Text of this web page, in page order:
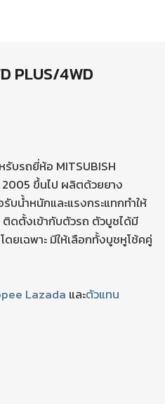
PLUS/4WD
รับรถยี่ห้อ MITSUBISH
2005 ขึ้นไป ผลิตด้วยยาง
น้ำหนักและแรงกระแทกทำให้
ดตั้งเข้ากับตัวรถ ตัวบูชได้มี
ยเฉพาะ มีให้เลือกทั้งบูชหูโช้คคู่
Lazada และตัวแทน